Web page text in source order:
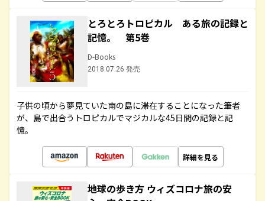
とろとろトロピカル ある旅の記録と
記憶。 第5巻
D-Books
2018.07.26 発売
子供の頃から夢見ていた南の島に滞在することになった筆者
が、島で出合うトロピカルでマジカルな45日間の記録と記
憶。
詳細を見る
地球の歩き方 ウィズコロナ旅の安